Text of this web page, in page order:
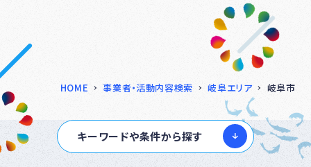
HOME 事業者・活動内容検索 岐阜エリア 岐阜市
キーワードや条件から探す